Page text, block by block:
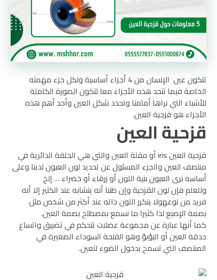
تتكون عين الإنسان من 4 أجزاء أساسية ولكل جزء مهمته
الخاصة فيما تتحد هذه الأجزاء معا لتكون الصورة الكاملة
للأشياء التي نراها أمامنا وتحدد شكل العين وأحد أهم هذه
الأجزاء هو قزحية العين.
قزحية العين
قزحية العين iris أو مقلة العين والتي هي الحلقة الدائرية في
منتصف العين والجزء المسئول عن تحديد لون العيون لدينا وعلى
أساسه نرى العيون بنية اللون أو زرقاء أو خضراء … إلخ
وللعلم فإن لون القزحية وإن ظننا أنه يتشابه عند الكثير إلا أنه
فريد من نوعهولا يتكرر اللون ذاته عند أكثر من شخص مثل
بصمة الإصبع لذا كثيرا ما نسمع بمصطلح بصمة العين.
كما أنها عبارة عن مجموعة عضلات تتحكم في تضييق واتساع
حدقة العين أو البؤبؤ وهو الفتحة السوداء الصغيرة في
المنتصف التي تسمح بدخول الضوء للعين.